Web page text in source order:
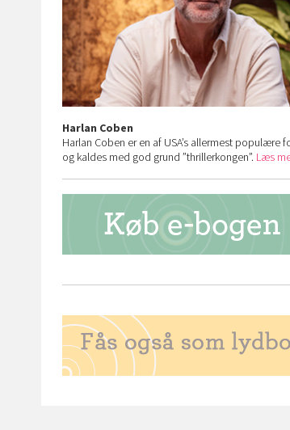
Harlan Coben
Harlan Coben er en af USA’s allermest populære
og kaldes med god grund ”thrillerkongen”. Læs